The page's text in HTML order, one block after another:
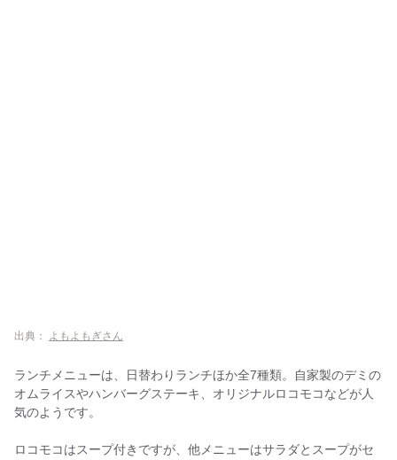
出典： よもよもぎさん
ランチメニューは、日替わりランチほか全7種類。自家製のデミの
オムライスやハンバーグステーキ、オリジナルロコモコなどが人
気のようです。
ロコモコはスープ付きですが、他メニューはサラダとスープがセ